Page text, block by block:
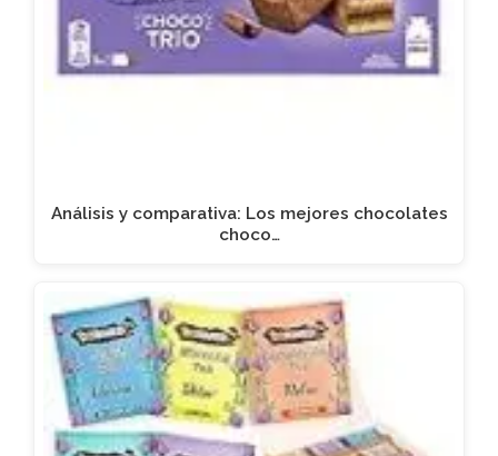
Análisis y comparativa: Los mejores chocolates
choco…